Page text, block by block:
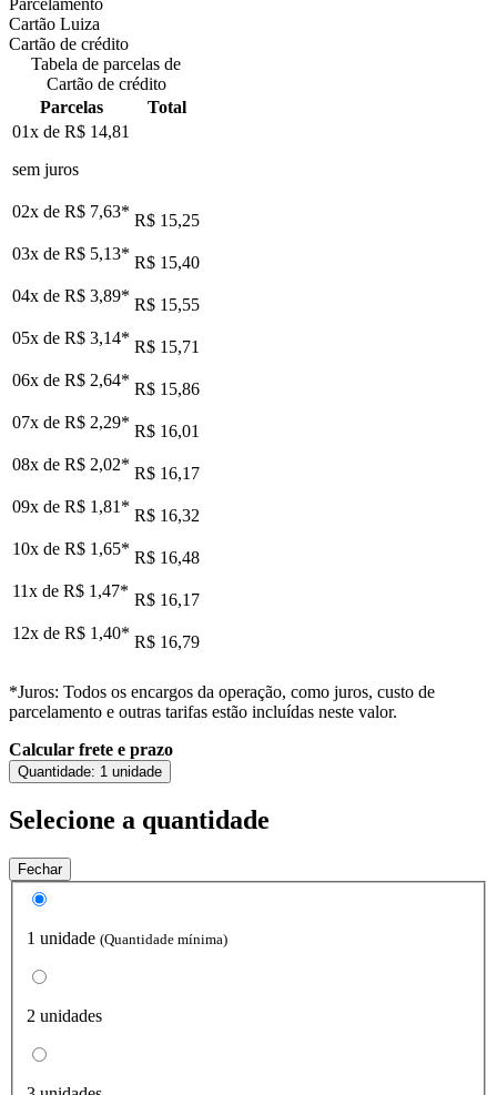
Cartão Luiza
Cartão de crédito
Tabela de parcelas de
Cartão de crédito
Parcelas
Total
01x de R$ 14,81
sem juros
02x de R$ 7,63* R$ 15,25
03x de R$ 5,13* R$ 15,40
04x de R$ 3,89* R$ 15,55
05x de R$ 3,14* R$ 15,71
06x de R$ 2,64* R$ 15,86
07x de R$ 2,29* R$ 16,01
08x de R$ 2,02* R$ 16,17
09x de R$ 1,81 * R$ 16,32
10x de R$ 1,65* R$ 16,48
11x de R$ 1,47* R$ 16,17
12x de R$ 1,40* R$ 16,79
*Juros: Todos os encargos da operação, como juros, custo de
parcelamento e outras tarifas estão incluídas neste valor.
Calcular frete e prazo
Quantidade: 1 unidade
Selecione a quantidade
Fechar
1 unidade (Quantidade mínima)
2 unidades